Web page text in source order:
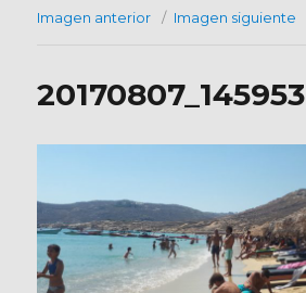
Imagen anterior Imagen siguiente
20170807_145953